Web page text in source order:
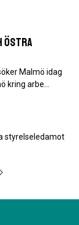
Östra
Malmö idag
kring arbe…
styrelseledamot